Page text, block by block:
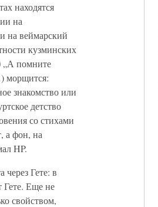
находятся
на
на веймарский
кузминских
„А помните
) морщится:
знакомство или
детство
со стихами
а фон, на
HP.
Гете: в
Гете. Еще не
свойством,